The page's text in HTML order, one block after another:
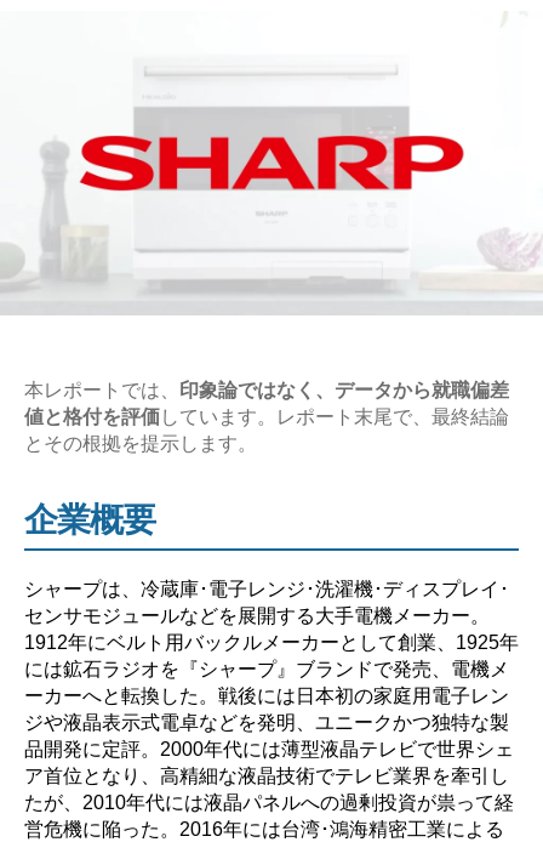
本レポートでは、
印象論ではなく、データから就職偏差
値と格付を評価しています。レポート末尾で、最終結論
とその根拠を提示します。
企業概要
シャープは、冷蔵庫･電子レンジ･洗濯機･ディスプレイ･
センサモジュールなどを展開する大手電機メーカー。
1912年にベルト用バックルメーカーとして創業、1925年
には鉱石ラジオを『シャープ』ブランドで発売、電機メ
ーカーへと転換した。戦後には日本初の家庭用電子レン
ジや液晶表示式電卓などを発明、ユニークかつ独特な製
品開発に定評。2000年代には薄型液晶テレビで世界シェ
ア首位となり、高精細な液晶技術でテレビ業界を牽引し
たが、2010年代には液晶パネルへの過剰投資が祟って経
営危機に陥った。2016年には台湾･鴻海精密工業による